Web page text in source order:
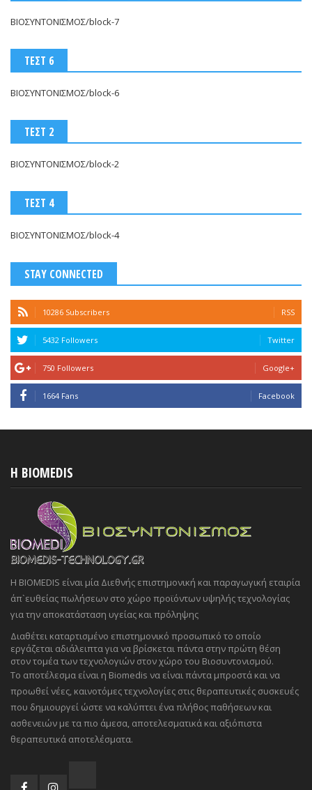
ΒΙΟΣΥΝΤΟΝΙΣΜΟΣ/block-7
ΤΕΣΤ 6
ΒΙΟΣΥΝΤΟΝΙΣΜΟΣ/block-6
ΤΕΣΤ 2
ΒΙΟΣΥΝΤΟΝΙΣΜΟΣ/block-2
ΤΕΣΤ 4
ΒΙΟΣΥΝΤΟΝΙΣΜΟΣ/block-4
STAY CONNECTED
10286 Subscribers RSS
5432 Followers Twitter
750 Followers Google+
1664 Fans Facebook
H BIOMEDIS
Η BIOMEDIS είναι μία Διεθνής επιστημονική και παραγωγική εταιρία
άπ`ευθείας πωλήσεων στο χώρο προϊόντων υψηλής τεχνολογίας
για την αποκατάσταση υγείας και πρόληψης
Διαθέτει καταρτισμένο επιστημονικό προσωπικό το οποίο
εργάζεται αδιάλειπτα για να βρίσκεται πάντα στην πρώτη θέση
στον τομέα των τεχνολογιών στον χώρο του Βιοσυντονισμού.
Το αποτέλεσμα είναι η Biomedis να είναι πάντα μπροστά και να
προωθεί νέες, καινοτόμες τεχνολογίες στις θεραπευτικές συσκευές
που δημιουργεί ώστε να καλύπτει ένα πλήθος παθήσεων και
ασθενειών με τα πιο άμεσα, αποτελεσματικά και αξιόπιστα
θεραπευτικά αποτελέσματα.